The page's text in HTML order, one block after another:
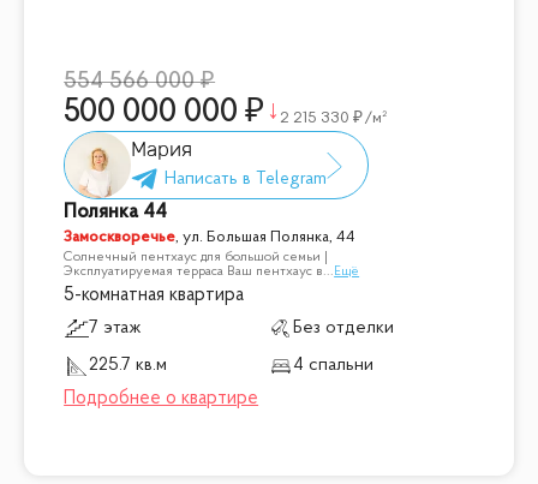
554 566 000
500 000 000 2 215 330 /м²
Мария
Полянка 44
Замоскворечье,ул. Большая Полянка, 44
Солнечный пентхаус для большой семьи |
Эксплуатируемая терраса Ваш пентхаус в... Ещё
5-комнатная квартира
7 этаж
Без отделки
225.7 кв.м
4 спальни